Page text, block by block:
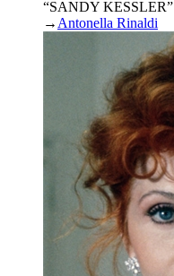
“SANDY KESSLER”
→ Antonella Rinaldi